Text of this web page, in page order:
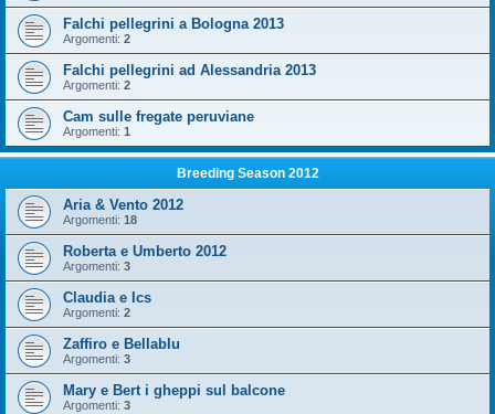
Falchi pellegrini a Bologna 2013
Argomenti: 2
Falchi pellegrini ad Alessandria 2013
Argomenti: 2
Cam sulle fregate peruviane
Argomenti: 1
Breeding Season 2012
Aria & Vento 2012
Argomenti: 18
Roberta e Umberto 2012
Argomenti: 3
Claudia e Ics
Argomenti: 2
Zaffiro e Bellablu
Argomenti: 3
Mary e Bert i gheppi sul balcone
Argomenti: 3